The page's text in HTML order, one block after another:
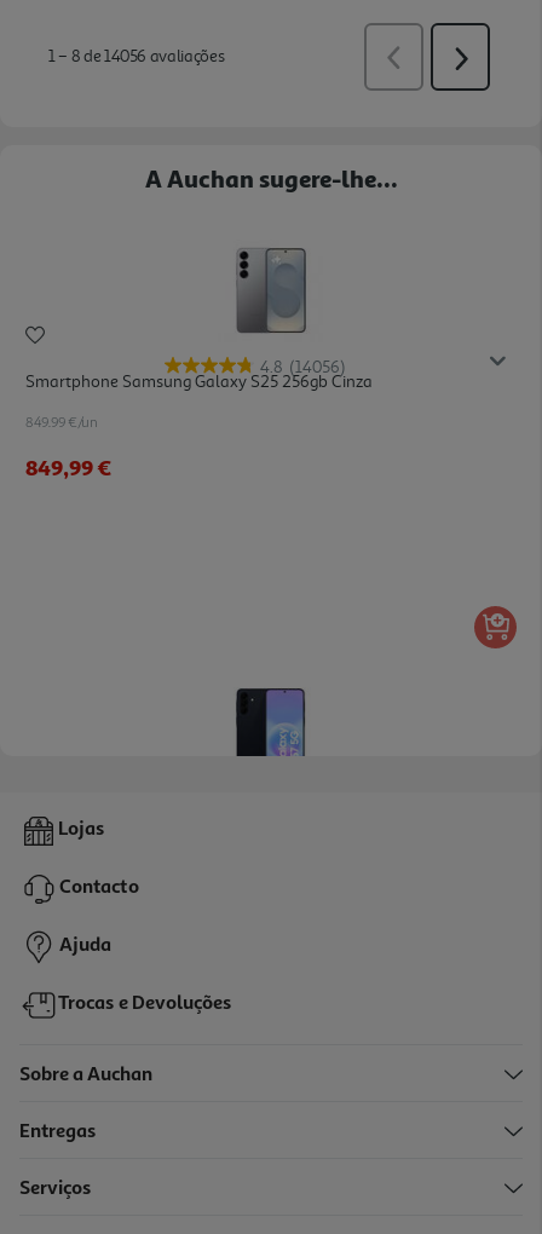
A Auchan sugere-lhe...
4.8 (14056)
Smartphone Samsung Galaxy S25 256gb Cinza
849.99 €/un
849,99 €
Smartphone Samsung Galaxy A57 5g 256g Azul Escuro
499,99 €
Lojas
Contacto
Ajuda
Trocas e Devoluções
Sobre a Auchan
Entregas
Serviços